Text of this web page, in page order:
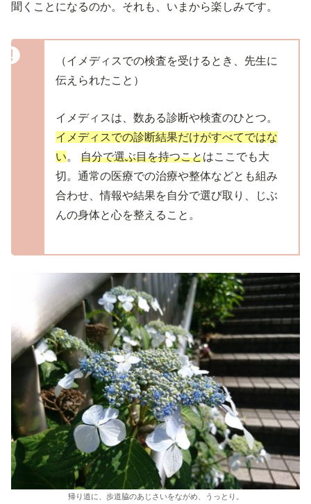
聞くことになるのか。それも、いまから楽しみです。
（イメディスでの検査を受けるとき、先生に
伝えられたこと）
イメディスは、数ある診断や検査のひとつ。
イメディスでの診断結果だけがすべてではな
い。 自分で選ぶ目を持つことはここでも大
切。通常の医療での治療や整体などとも組み
合わせ、情報や結果を自分で選び取り、じぶ
んの身体と心を整えること。
帰り道に、歩道脇のあじさいをながめ、うっとり。